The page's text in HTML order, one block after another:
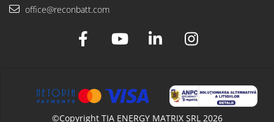
office@reconbatt.com
©Copyright TIA ENERGY MATRIX SRL 2026